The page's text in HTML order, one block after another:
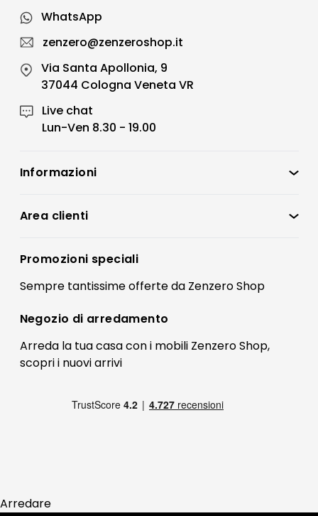
WhatsApp
zenzero@zenzeroshop.it
Via Santa Apollonia, 9
37044 Cologna Veneta VR
Live chat
Lun-Ven 8.30 - 19.00
Informazioni
Condizioni di vendita
Preferenze Cookies
Termini e condizioni
Contatti
FAQ
Pagamenti
Area clienti
Registrati
Il mio account
Promozioni speciali
Sempre tantissimeofferteda Zenzero Shop
Negozio di arredamento
Arreda la tua casa con i mobili Zenzero Shop,
scopri i nuovi arrivi
Arredare